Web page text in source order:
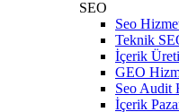
SEO
Seo
Teknik
İçerik
GEO
Seo Audit
İçerik